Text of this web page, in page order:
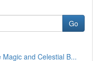
Go
and Celestial B...